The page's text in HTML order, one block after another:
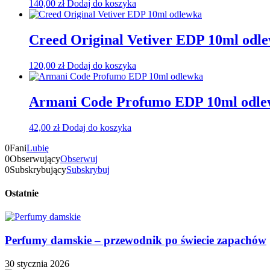
140,00 zł Dodaj do koszyka
Creed Original Vetiver EDP 10ml
120,00 zł Dodaj do koszyka
Armani Code Profumo EDP 10ml
42,00 zł Dodaj do koszyka
0FaniLubię
0ObserwującyObserwuj
0SubskrybującySubskrybuj
Ostatnie
Perfumy damskie – przewodnik po świecie zapachów
30 stycznia 2026